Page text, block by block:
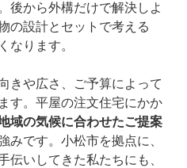
後から外構だけで解決しよ
の設計とセットで考える
なります。
きや広さ、ご予算によって
す。平屋の注文住宅にかか
域の気候に合わせたご提案
みです。小松市を拠点に、
伝いしてきた私たちにも、